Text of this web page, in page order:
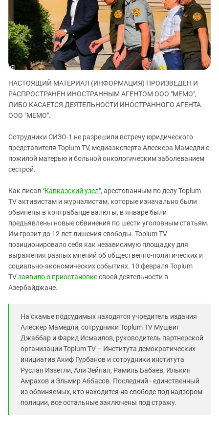
ЗАСТАВЛЯЕТ
КАВКАЗ ЗА ПАЛЕСТИНУ
ИНАКОМЫСЛИЕ В ЧЕЧНЕ
ПРЕСЛЕДОВАНИЕ АКТИВИСТОВ
МОБИЛИЗАЦИЯ И ПРОТЕСТЫ
Дагестан
Ингушетия
Кабардино-Балкария
Калмыкия
Карачаево-Черкесия
Краснодарский край
Российская Федерация
Северная Осетия - Алания
СКФО
Ставропольский край
Чечня
Южная Осетия
Южный Кавказ
ЮФО
НАСТОЯЩИЙ МАТЕРИАЛ (ИНФОРМАЦИЯ) ПРОИЗВЕДЕН И
РАСПРОСТРАНЕН ИНОСТРАННЫМ АГЕНТОМ ООО "МЕМО",
ЛИБО КАСАЕТСЯ ДЕЯТЕЛЬНОСТИ ИНОСТРАННОГО АГЕНТА
ООО "МЕМО".
Сотрудники СИЗО-1 не разрешили встречу юридического
представителя Toplum TV, медиаэксперта Алескера Мамедли с
пожилой матерью и больной онкологическим заболеванием
сестрой.
Как писал "Кавказский узел", арестованным по делу Toplum
TV активистам и журналистам, которые изначально были
обвинены в контрабанде валюты, в январе были
предъявлены новые обвинения по шести уголовным статьям.
Им грозит до 12 лет лишения свободы. Toplum TV
позиционировало себя как независимую площадку для
выражения разных мнений об общественно-политических и
социально-экономических событиях. 10 февраля Toplum
TVзаявило о приостановкесвоей деятельности в
Азербайджане.
На скамье подсудимых находятся учредитель издания
Алескер Мамедли, сотрудники Toplum TV Мушвиг
Джаббар и Фарид Исмаилов, руководитель партнерской
организации Toplum TV – Института демократических
инициатив Акиф Гурбанов и сотрудники института
Руслан Иззетли, Али Зейнал, Рамиль Бабаев, Илькин
Амрахов и Эльмир Аббасов. Последний - единственный
из обвиняемых, кто находится на свободе под надзором
полиции, все остальные заключены под стражу.